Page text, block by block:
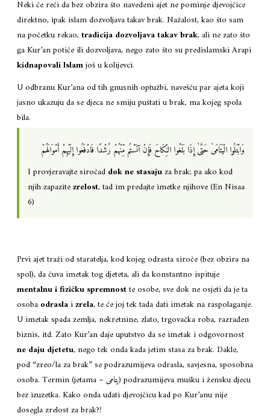
Neki će reći da bez obzira što navedeni ajet ne pominje djevojčice
direktno, ipak islam dozvoljava takav brak. Nažalost, kao što sam
na početku rekao, tradicija dozvoljava takav brak, ali ne zato što
ga Kur’an potiče ili dozvoljava, nego zato što su predislamski Arapi
kidnapovali Islamjoš u kolijevci.
U odbranu Kur’ana od tih gnusnih optužbi, navešću par ajeta koji
jasno ukazuju da se djeca ne smiju puštati u brak, ma kojeg spola
bila.
وَابْتَلُوا الْيَتَامَىٰ حَتَّىٰ إِذَا بَلَغُوا النِّكَاحَ فَإِنْ آنَسْتُم مِّنْهُمْ رُشْدًا فَادْفَعُوا إِلَيْهِمْ أَمْوَالَهُمْ
I provjeravajte siročad dok ne stasajuza brak; pa ako kod
njih zapazitezrelost, tad im predajte imetke njihove (En Nisaa
6)
Prvi ajet traži od staratelja, kod kojeg odrasta siroče (bez obzira na
spol), da čuva imetak tog djeteta, ali da konstantno ispituje
mentalnu i fizičku spremnostte osobe, sve dok ne osjeti da je ta
osoba odrasla izrela, te će joj tek tada dati imetak na raspolaganje.
U imetak spada zemlja, nekretnine, zlato, trgovačka roba, razrađen
biznis, itd. Zato Kur’an daje uputstvo da se imetak i odgovornost
ne daju djetetu, nego tek onda kada jetim stasa za brak. Dakle,
pod “zreo/la za brak” se podrazumijeva odrasla, savjesna, sposobna
osoba. Termin (jetama – يتامى) podrazumijeva mušku i žensku djecu
bez izuzetka. Kako onda udati djevojčicu kad po Kur’anu nije
dosegla zrelost za brak?!